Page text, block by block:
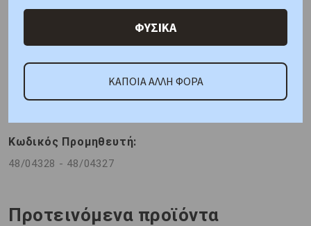
μέγεθος 56 και την ανδρική βέρα σε μέγεθος 64.
ΚΑΤΟΠΙΝ ΠΑΡΑΓΓΕΛΙΑΣ
Η τιμή αφορά το ζευγάρι
Μέταλλο : Κίτρινος Χρυσός K8
Φινίρισμα : Λουστρέ
Διαστάσεις: Πλάτος 2,5 mm Πάχος 1,2 mm
Πέτρα:
Κωδικός Προμηθευτή:
48/04328 - 48/04327
Προτεινόμενα προϊόντα
ΦΥΣΙΚΑ
ΚΑΠΟΙΑ ΑΛΛΗ ΦΟΡΑ